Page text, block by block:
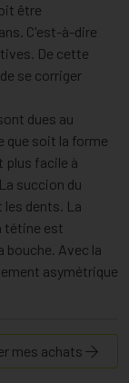
être
C'est-à-dire
De cette
se corriger
dues au
que soit la forme
plus facile à
succion du
dents. La
tétine est
bouche. Avec la
asymétrique
mes achats